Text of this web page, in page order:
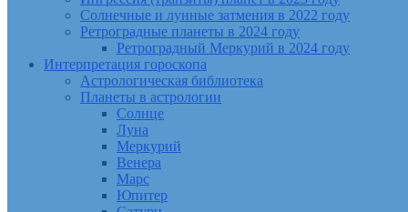
Солнечные и лунные затмения в 2022 году
Ретроградные планеты в 2024 году
Ретроградный Меркурий в 2024 году
Интерпретация гороскопа
Астрологическая библиотека
Планеты в астрологии
Солнце
Луна
Меркурий
Венера
Марс
Юпитер